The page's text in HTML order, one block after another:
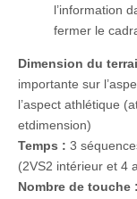
l’information
fermer le
Dimension du
importante sur
l’aspect athlétique
etdimension)
Temps : 3
(2VS2 intérieur et 4
Nombre de touche :